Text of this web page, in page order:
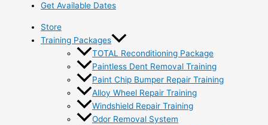
Get Available Dates
Store
Training Packages
TOTAL Reconditioning Package
Paintless Dent Removal Training
Paint Chip Bumper Repair Training
Alloy Wheel Repair Training
Windshield Repair Training
Odor Removal System